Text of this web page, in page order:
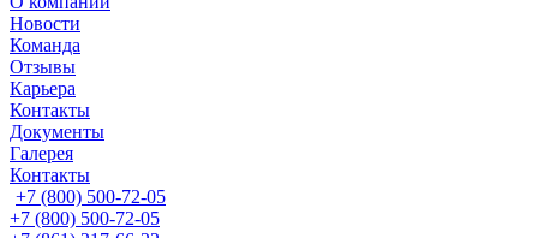
Новости
Команда
Отзывы
Карьера
Контакты
Документы
Галерея
Контакты
+7 (800) 500-72-05
+7 (800) 500-72-05